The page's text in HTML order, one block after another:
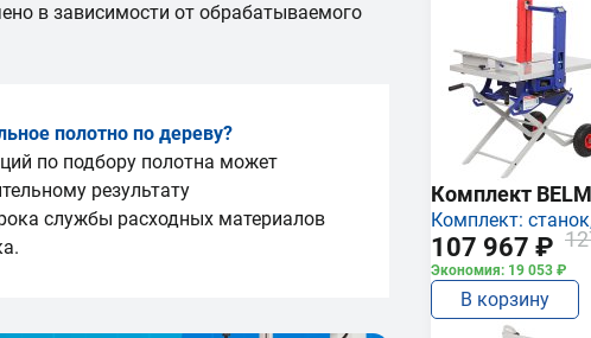
в зависимости от обрабатываемого
полотно по дереву?
по подбору полотна может
результату
службы расходных материалов
Комплект
Комплект:
107 967 ₽
Экономия: 19 053 ₽
В корзину